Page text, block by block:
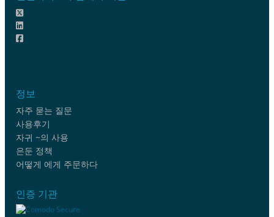
정보
자주 묻는 질문
사용후기
자귀 ~의 사용
은둔 정책
어떻게 에게 주문하다
인증 기관